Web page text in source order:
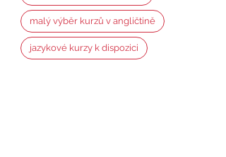
malý výběr kurzů v angličtině
jazykové kurzy k dispozici